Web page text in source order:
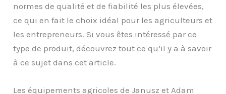
normes de qualité et de fiabilité les plus élevées,
ce qui en fait le choix idéal pour les agriculteurs et
les entrepreneurs. Si vous êtes intéressé par ce
type de produit, découvrez tout ce qu’il y a à savoir
à ce sujet dans cet article.
Les équipements agricoles de Janusz et Adam